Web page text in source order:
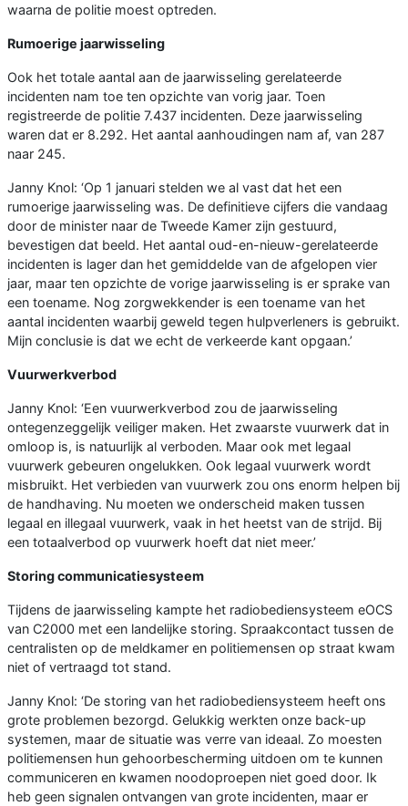
waarna de politie moest optreden.
Rumoerige jaarwisseling
Ook het totale aantal aan de jaarwisseling gerelateerde
incidenten nam toe ten opzichte van vorig jaar. Toen
registreerde de politie 7.437 incidenten. Deze jaarwisseling
waren dat er 8.292. Het aantal aanhoudingen nam af, van 287
naar 245.
Janny Knol: ‘Op 1 januari stelden we al vast dat het een
rumoerige jaarwisseling was. De definitieve cijfers die vandaag
door de minister naar de Tweede Kamer zijn gestuurd,
bevestigen dat beeld. Het aantal oud-en-nieuw-gerelateerde
incidenten is lager dan het gemiddelde van de afgelopen vier
jaar, maar ten opzichte de vorige jaarwisseling is er sprake van
een toename. Nog zorgwekkender is een toename van het
aantal incidenten waarbij geweld tegen hulpverleners is gebruikt.
Mijn conclusie is dat we echt de verkeerde kant opgaan.’
Vuurwerkverbod
Janny Knol: ‘Een vuurwerkverbod zou de jaarwisseling
ontegenzeggelijk veiliger maken. Het zwaarste vuurwerk dat in
omloop is, is natuurlijk al verboden. Maar ook met legaal
vuurwerk gebeuren ongelukken. Ook legaal vuurwerk wordt
misbruikt. Het verbieden van vuurwerk zou ons enorm helpen bij
de handhaving. Nu moeten we onderscheid maken tussen
legaal en illegaal vuurwerk, vaak in het heetst van de strijd. Bij
een totaalverbod op vuurwerk hoeft dat niet meer.’
Storing communicatiesysteem
Tijdens de jaarwisseling kampte het radiobediensysteem eOCS
van C2000 met een landelijke storing. Spraakcontact tussen de
centralisten op de meldkamer en politiemensen op straat kwam
niet of vertraagd tot stand.
Janny Knol: ‘De storing van het radiobediensysteem heeft ons
grote problemen bezorgd. Gelukkig werkten onze back-up
systemen, maar de situatie was verre van ideaal. Zo moesten
politiemensen hun gehoorbescherming uitdoen om te kunnen
communiceren en kwamen noodoproepen niet goed door. Ik
heb geen signalen ontvangen van grote incidenten, maar er